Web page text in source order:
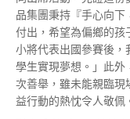
品集團秉持『手心向下
付出，希望為偏鄉的孩
小將代表出國參賽後，
學生實現夢想。」此外
次善舉，雖未能親臨現
益行動的熱忱令人敬佩